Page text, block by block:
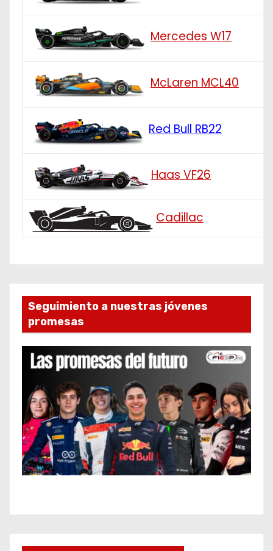
Mercedes W17
McLaren MCL40
Red Bull RB22
Haas VF26
Cadillac
Seguimiento a nuestras jóvenes
promesas